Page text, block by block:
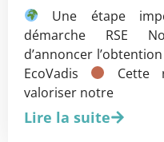
Une étape
démarche RSE
d’annoncer
EcoVadis
Cette
valoriser notre
Lire la suite